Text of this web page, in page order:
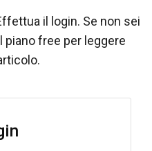
il login. Se non sei
piano free per leggere